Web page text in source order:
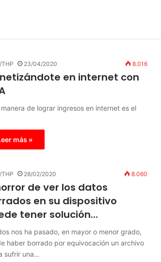
THP 23/04/2020 8.016
en internet con
de lograr ingresos en internet es el
más »
THP 28/02/2020 8.060
de ver los datos
en su dispositivo
tener solución…
nos ha pasado, en mayor o menor grado,
haber borrado por equivocación un archivo
sufrir una…